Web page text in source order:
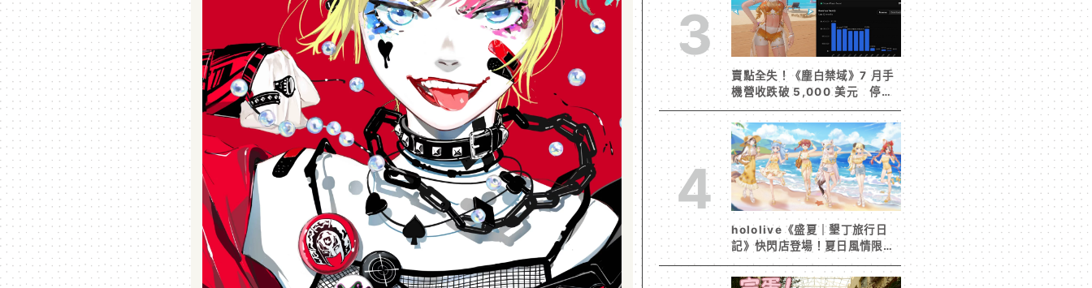
3
賣點全失！《塵白禁域》7 月手
機營收跌破 5,000 美元 停服
整改後玩家大量流失
4
hololive《盛夏｜墾丁旅行日
記》快閃店登場！夏日風情限定
周邊首度公開